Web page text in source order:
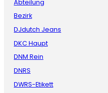
Abteilung
Bezirk
DJdutch Jeans
DKC Haupt
DNM Rein
DNRS
DWRS-Etikett